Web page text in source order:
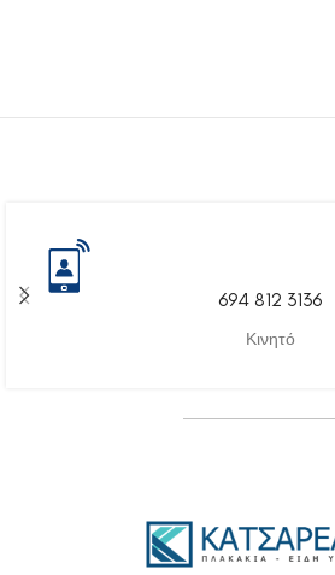
694 812 3136
Κινητό